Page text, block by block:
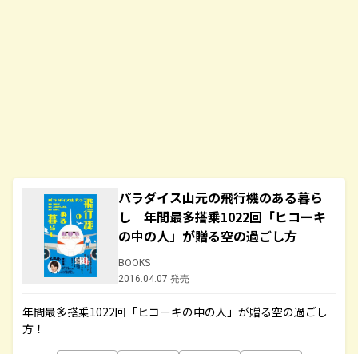
パラダイス山元の飛行機のある暮ら
し 年間最多搭乗1022回「ヒコーキ
の中の人」が贈る空の過ごし方
BOOKS
2016.04.07 発売
年間最多搭乗1022回「ヒコーキの中の人」が贈る空の過ごし
方！